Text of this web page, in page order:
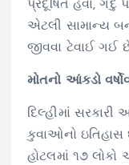
પ્રદૂષિત હવા, ગંદું
એટલી સામાન્ય
જીવવા ટેવાઈ ગઈ
મોતનો આંકડો
દિલ્હીમાં સરકારી
કુવાઓનો ઇતિહાસ
હોટલમાં ૧૭